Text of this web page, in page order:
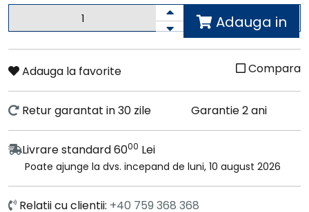
Adauga in
cos
Adauga la favorite Compara
Retur garantat in 30 zile Garantie 2 ani
Livrare standard 6000 Lei
Poate ajunge la dvs. incepand de luni, 10 august 2026
Relatii cu clientii: +40 759 368 368